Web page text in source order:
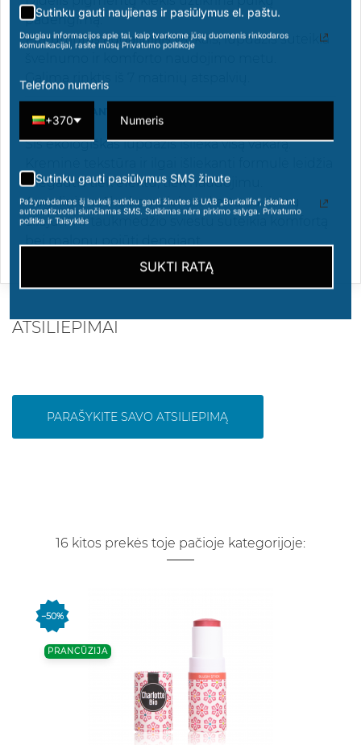
padengimą.
Praturtintas augaliniais vaškais, lūpdažis suteikia
Galima rinktis iš 7 matinių atspalvių.
Šis ekologiškas lūpdažis išlieka visą vakarą.
mėgautis tiek efektu, tiek naudojimu.
Augalinių vaškų kompleksas kartu su ricinų
aliejumi ir taukmedžio sviestu suteikia komfortą
bei malonų pojūtį dengiant.
ATSILIEPIMAI
PARAŠYKITE SAVO ATSILIEPIMĄ
16 kitos prekės toje pačioje kategorijoje:
−50%
PRANCŪZIJA
Sutinku gauti naujienas ir pasiūlymus el. paštu.
Daugiau informacijos apie tai, kaip tvarkome jūsų duomenis rinkodaros
komunikacijai, rasite mūsų Privatumo politikoje
Telefono numeris
+370
Sutinku gauti pasiūlymus SMS žinute
Pažymėdamas šį laukelį sutinku gauti žinutes iš UAB „Burkalifa“, įskaitant
automatizuotai siunčiamas SMS. Sutikimas nėra pirkimo sąlyga. Privatumo
politika ir Taisyklės
SUKTI RATĄ